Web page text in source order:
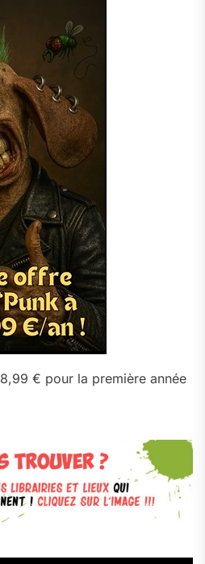
8,99 € pour la première année